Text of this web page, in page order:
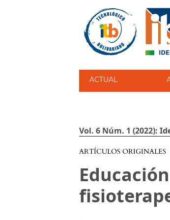
ACTUAL
Vol. 6 Núm. 1 (2022):
ARTÍCULOS ORIGINALES